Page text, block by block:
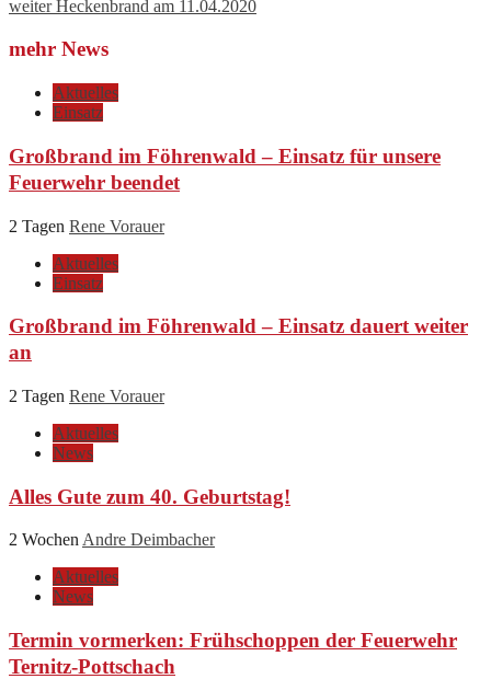
weiterHeckenbrand am 11.04.2020
mehr News
Aktuelles
Einsatz
Großbrand im Föhrenwald – Einsatz für unsere
Feuerwehr beendet
2 Tagen Rene Vorauer
Aktuelles
Einsatz
Großbrand im Föhrenwald – Einsatz dauert weiter
an
2 Tagen Rene Vorauer
Aktuelles
News
Alles Gute zum 40. Geburtstag!
2 Wochen Andre Deimbacher
Aktuelles
News
Termin vormerken: Frühschoppen der Feuerwehr
Ternitz-Pottschach